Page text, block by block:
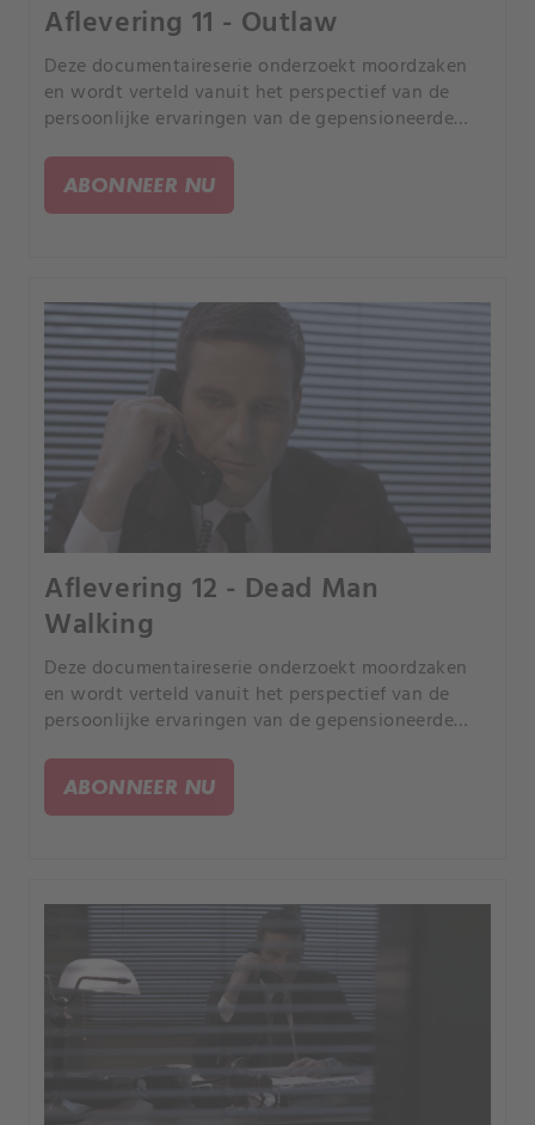
Aflevering 11 - Outlaw
Deze documentaireserie onderzoekt moordzaken
en wordt verteld vanuit het perspectief van de
persoonlijke ervaringen van de gepensioneerde
ABONNEER NU
Aflevering 12 - Dead Man
Walking
Deze documentaireserie onderzoekt moordzaken
en wordt verteld vanuit het perspectief van de
persoonlijke ervaringen van de gepensioneerde
ABONNEER NU